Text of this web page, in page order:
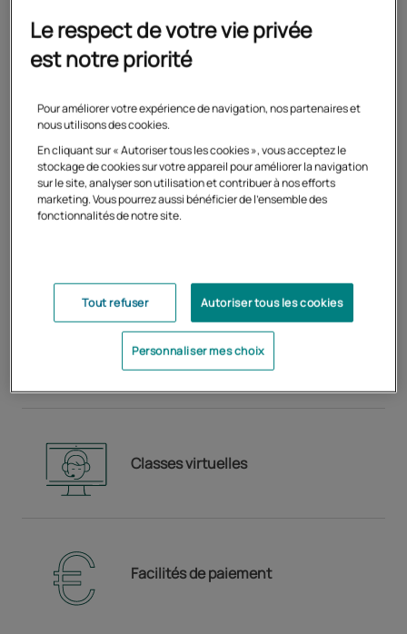
100% en ligne
Stage conventionné
Classes virtuelles
Facilités de paiement
Le respect de votre vie privée
est notre priorité
Pour améliorer votre expérience de navigation, nos partenaires et
nous utilisons des cookies.
En cliquant sur « Autoriser tous les cookies », vous acceptez le
stockage de cookies sur votre appareil pour améliorer la navigation
sur le site, analyser son utilisation et contribuer à nos efforts
marketing. Vous pourrez aussi bénéficier de l'ensemble des
fonctionnalités de notre site.
Tout refuser Autoriser tous les cookies
Personnaliser mes choix